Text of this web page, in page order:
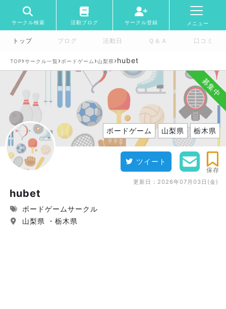
サークル検索 活動ブログ サークル登録 メニュー
トップ ブログ 活動日 Ｑ＆Ａ 口コミ
TOP›サークル一覧 › ボードゲーム ›山梨県›hubet
募集中
ボードゲーム 山梨県 栃木県
ツイート
保存
更新日： 2026年07月03日(金)
hubet
ボードゲームサークル
山梨県 ・栃木県